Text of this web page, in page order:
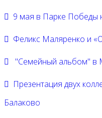
9 мая в Парке Победы
Феликс Маляренко и
"Семейный альбом" в
Презентация двух
Балаково